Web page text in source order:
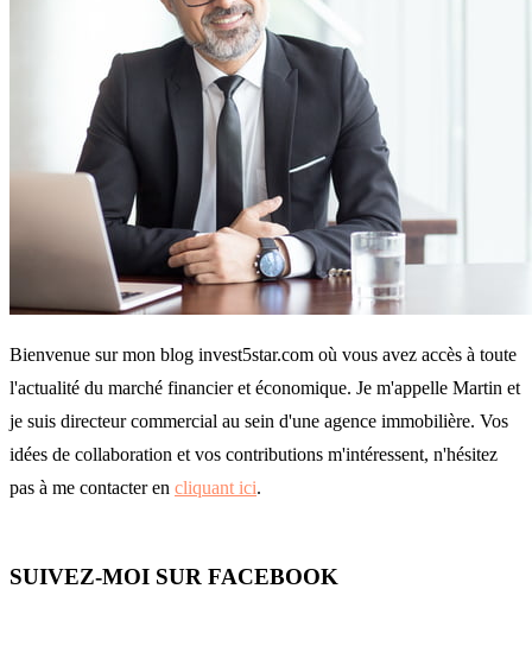
Bienvenue sur mon blog invest5star.com où vous avez accès à toute
l'actualité du marché financier et économique. Je m'appelle Martin et
je suis directeur commercial au sein d'une agence immobilière. Vos
idées de collaboration et vos contributions m'intéressent, n'hésitez
pas à me contacter en cliquant ici.
SUIVEZ-MOI SUR FACEBOOK